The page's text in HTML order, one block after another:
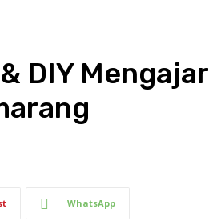
DIY Mengajar
WhatsApp